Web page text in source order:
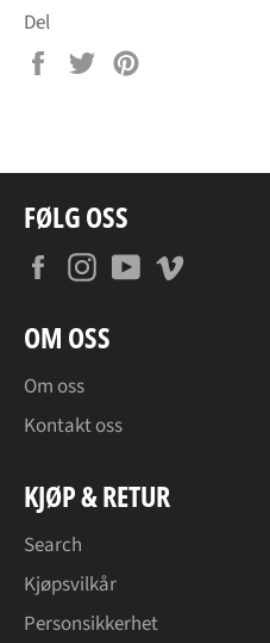
Del
Del
Tweet
FØLG OSS
FacebookInstagram
YouTube
OM OSS
Om oss
Kontakt oss
KJØP & RETUR
Search
Kjøpsvilkår
Personsikkerhet